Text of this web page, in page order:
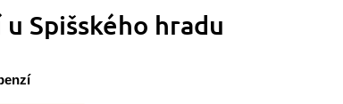
Spišského hradu